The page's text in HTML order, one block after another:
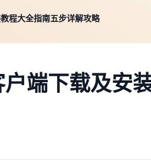
程大全指南五步详解攻略
端下载及安